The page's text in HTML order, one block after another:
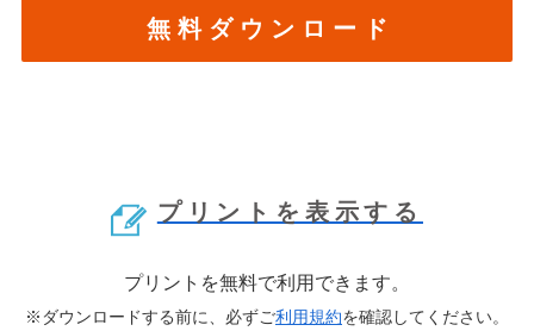
無 料 ダ ウ ン ロ ー ド
プリントを表示する
プリントを無料で利用できます。
※ダウンロードする前に、必ずご利用規約を確認してください。